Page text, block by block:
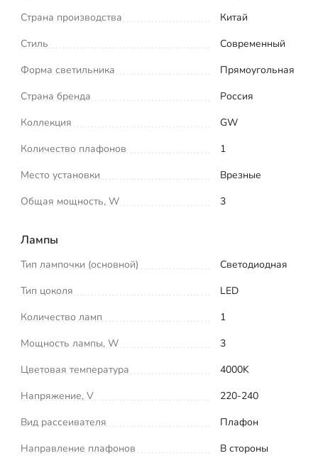
Страна производства
Китай
Стиль
Современный
Форма светильника
Прямоугольная
Страна бренда
Россия
Коллекция
GW
Количество плафонов
1
Место установки
Врезные
Общая мощность, W
3
Лампы
Тип лампочки (основной)
Светодиодная
Тип цоколя
LED
Количество ламп
1
Мощность лампы, W
3
Цветовая температура
4000K
Напряжение, V
220-240
Вид рассеивателя
Плафон
Направление плафонов
В стороны